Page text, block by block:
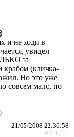
и не ходи в
увидел
за
крабом (кличка-
Но это уже
совсем мало, по
21/05/2008 22:36:58
#611741